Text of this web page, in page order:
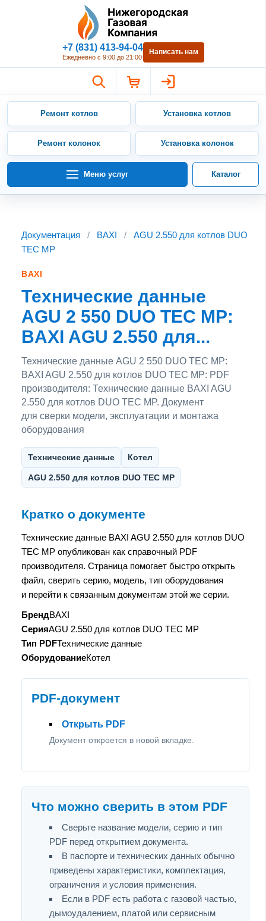
Нижегородская Газовая
+7 (831) 413-94-04
Ежедневно с 9:00 до 21:00
Написать нам
Ремонт котлов Установка котлов
Ремонт колонок Установка колонок
Меню услуг Каталог
Документация / BAXI /
AGU 2.550 для котлов DUO
TEC MP
BAXI
Технические данные
AGU 2 550 DUO TEC MP:
BAXI AGU 2.550 для...
Технические данные AGU 2 550 DUO TEC MP:
BAXI AGU 2.550 для котлов DUO TEC MP: PDF
производителя: Технические данные BAXI AGU
2.550 для котлов DUO TEC MP. Документ
для сверки модели, эксплуатации и монтажа
оборудования
Технические данные Котел
AGU 2.550 для котлов DUO TEC MP
Кратко о документе
Технические данные BAXI AGU 2.550 для котлов DUO
TEC MP опубликован как справочный PDF
производителя. Страница помогает быстро открыть
файл, сверить серию, модель, тип оборудования
и перейти к связанным документам этой же серии.
БрендBAXI
СерияAGU 2.550 для котлов DUO TEC MP
Тип PDFТехнические данные
ОборудованиеКотел
PDF-документ
Открыть PDF
Документ откроется в новой вкладке.
Что можно сверить в этом PDF
Сверьте название модели, серию и тип
PDF перед открытием документа.
В паспорте и технических данных обычно
приведены характеристики, комплектация,
ограничения и условия применения.
Если в PDF есть работа с газовой частью,
дымоудалением, платой или сервисным